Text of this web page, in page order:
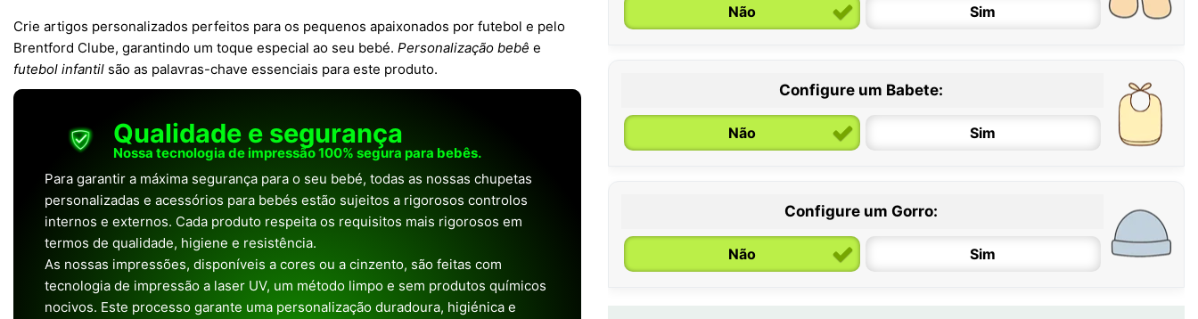
Crie artigos personalizados perfeitos para os pequenos apaixonados por futebol e pelo
Brentford Clube, garantindo um toque especial ao seu bebé. Personalização bebê e
futebol infantil são as palavras-chave essenciais para este produto.
Qualidade e segurança
Nossa tecnologia de impressão 100% segura para bebês.
Para garantir a máxima segurança para o seu bebé, todas as nossas chupetas
personalizadas e acessórios para bebés estão sujeitos a rigorosos controlos
internos e externos. Cada produto respeita os requisitos mais rigorosos em
termos de qualidade, higiene e resistência.
As nossas impressões, disponíveis a cores ou a cinzento, são feitas com
tecnologia de impressão a laser UV, um método limpo e sem produtos químicos
nocivos. Este processo garante uma personalização duradoura, higiénica e
Não Sim
Configure um Babete:
Não Sim
Configure um Gorro:
Não Sim